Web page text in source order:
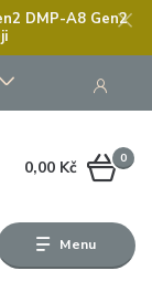
DMP-A8 Gen2
Menu
0
0,00 Kč